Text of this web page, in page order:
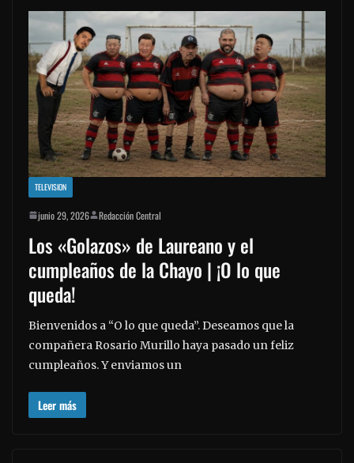
TELEVISION
junio 29, 2026 Redacción Central
Los «Golazos» de Laureano y el
cumpleaños de la Chayo | ¡O lo que
queda!
Bienvenidos a “O lo que queda”. Deseamos que la
compañera Rosario Murillo haya pasado un feliz
cumpleaños. Y enviamos un
Leer más